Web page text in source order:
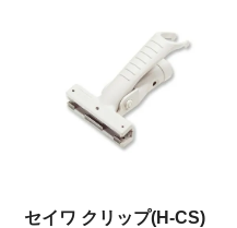
セイワ クリップ(H-CS)